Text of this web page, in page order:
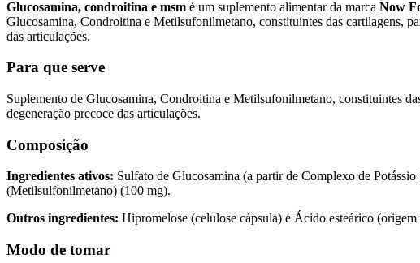
Glucosamina, condroitina e msm é um suplemento alimentar da marca Now
Glucosamina, Condroitina e Metilsufonilmetano, constituintes das cartilagens,
das articulações.
Para que serve
Suplemento de Glucosamina, Condroitina e Metilsufonilmetano, constituintes
degeneração precoce das articulações.
Composição
Ingredientes ativos: Sulfato de Glucosamina (a partir de Complexo de
(Metilsulfonilmetano) (100 mg).
Outros ingredientes: Hipromelose (celulose cápsula) e Ácido esteárico (origem
Modo de tomar